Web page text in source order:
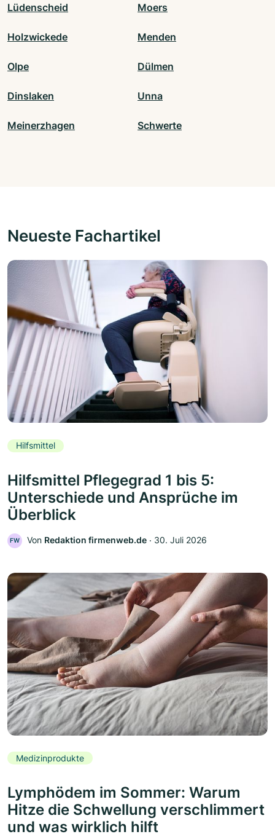
Lüdenscheid Moers
Holzwickede Menden
Olpe Dülmen
Dinslaken Unna
Meinerzhagen Schwerte
Neueste Fachartikel
Hilfsmittel
Hilfsmittel Pflegegrad 1 bis 5:
Unterschiede und Ansprüche im
Überblick
FW Von Redaktion firmenweb.de ‧ 30. Juli 2026
Medizinprodukte
Lymphödem im Sommer: Warum
Hitze die Schwellung verschlimmert
und was wirklich hilft